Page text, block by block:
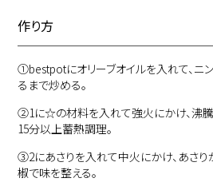
作り方
①bestpotにオリーブオイルを入れて、ニ
るまで炒める。
②1に☆の材料を入れて強火にかけ、沸騰
15分以上蓄熱調理。
③2にあさりを入れて中火にかけ、あさ
椒で味を整える。